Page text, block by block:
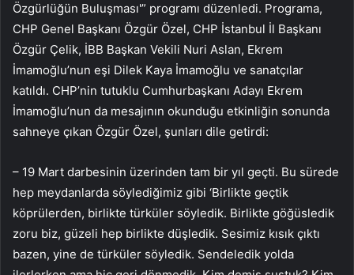
Özgürlüğün Buluşması'” programı düzenledi. Programa,
CHP Genel Başkanı Özgür Özel, CHP İstanbul İl Başkanı
Özgür Çelik, İBB Başkan Vekili Nuri Aslan, Ekrem
İmamoğlu’nun eşi Dilek Kaya İmamoğlu ve sanatçılar
katıldı. CHP’nin tutuklu Cumhurbaşkanı Adayı Ekrem
İmamoğlu’nun da mesajının okunduğu etkinliğin sonunda
sahneye çıkan Özgür Özel, şunları dile getirdi:
– 19 Mart darbesinin üzerinden tam bir yıl geçti. Bu sürede
hep meydanlarda söylediğimiz gibi ‘Birlikte geçtik
köprülerden, birlikte türküler söyledik. Birlikte göğüsledik
zoru biz, güzeli hep birlikte düşledik. Sesimiz kısık çıktı
bazen, yine de türküler söyledik. Sendeledik yolda